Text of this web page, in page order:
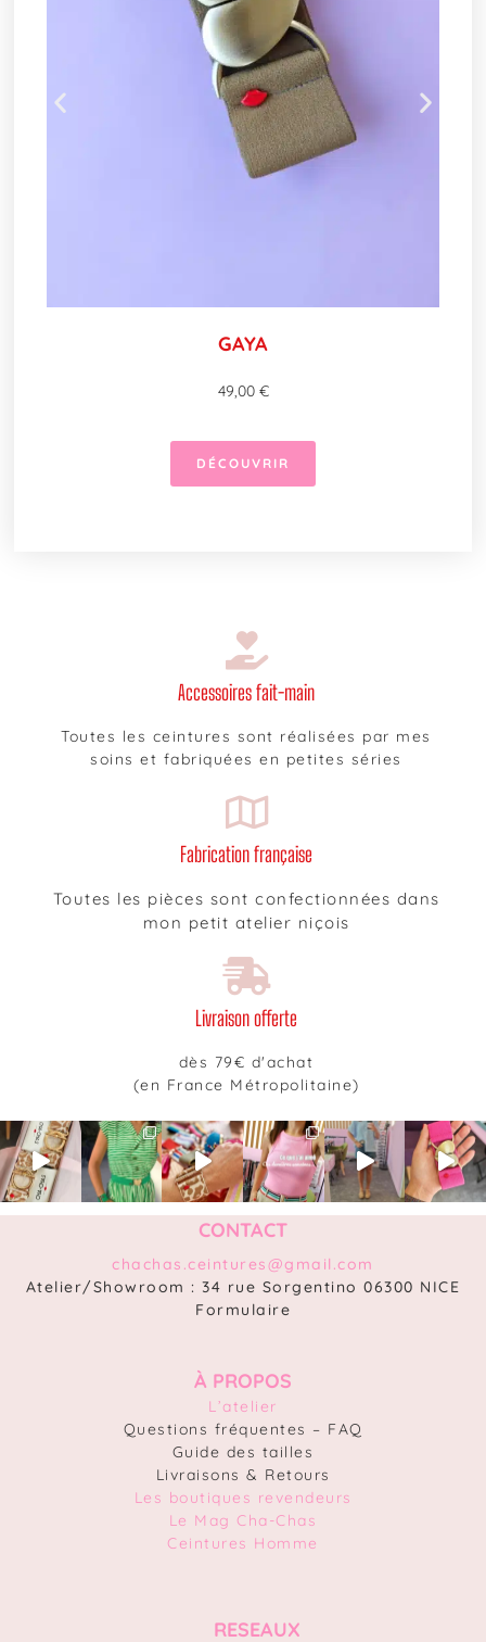
GAYA
49,00 €
DÉCOUVRIR
Accessoires fait-main
Toutes les ceintures sont réalisées par mes
soins et fabriquées en petites séries
Fabrication française
Toutes les pièces sont confectionnées dans
mon petit atelier niçois
Livraison offerte
dès 79€ d'achat
(en France Métropolitaine)
CONTACT
chachas.ceintures@gmail.com
Atelier/Showroom : 34 rue Sorgentino 06300 NICE
Formulaire
À PROPOS
L’atelier
Questions fréquentes – FAQ
Guide des tailles
Livraisons & Retours
Les boutiques revendeurs
Le Mag Cha-Chas
Ceintures Homme
RESEAUX